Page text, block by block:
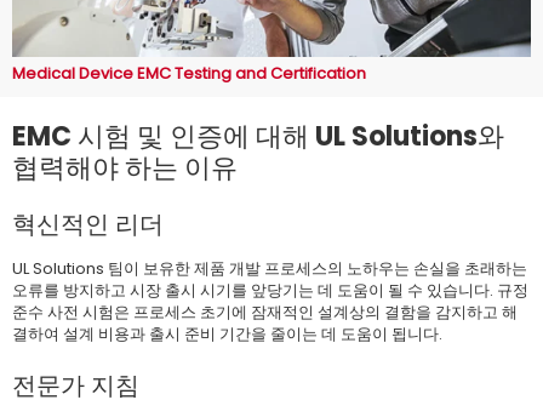
Medical Device EMC Testing and Certification
EMC 시험 및 인증에 대해 UL Solutions와
협력해야 하는 이유
혁신적인 리더
UL Solutions 팀이 보유한 제품 개발 프로세스의 노하우는 손실을 초래하는
오류를 방지하고 시장 출시 시기를 앞당기는 데 도움이 될 수 있습니다. 규정
준수 사전 시험은 프로세스 초기에 잠재적인 설계상의 결함을 감지하고 해
결하여 설계 비용과 출시 준비 기간을 줄이는 데 도움이 됩니다.
전문가 지침